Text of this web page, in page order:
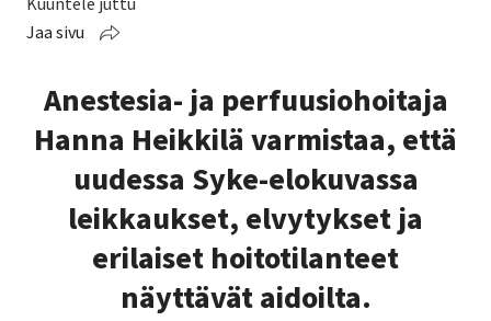
Jaa sivu
Anestesia- ja perfuusiohoitaja
Hanna Heikkilä varmistaa, että
uudessa Syke-elokuvassa
leikkaukset, elvytykset ja
erilaiset hoitotilanteet
näyttävät aidoilta.